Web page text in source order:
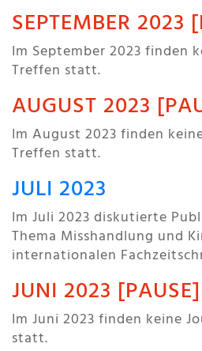
SEPTEMBER 2023
Im September 2023 finden
Treffen statt.
AUGUST 2023
Im August 2023 finden
Treffen statt.
JULI 2023
Im Juli 2023 diskutierte
Thema Misshandlung und
internationalen
JUNI 2023 [PAUSE]
Im Juni 2023 finden keine
statt.